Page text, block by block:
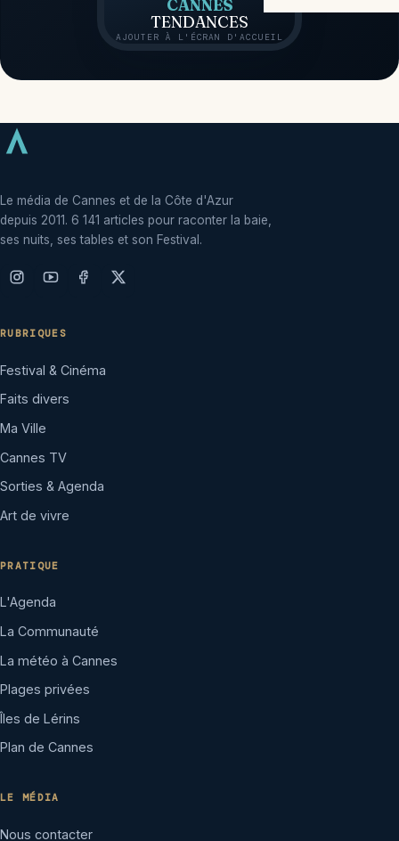
CANNES
TENDANCES
AJOUTER À L'ÉCRAN D'ACCUEIL
Le média de Cannes et de la Côte d'Azur
depuis 2011. 6 141 articles pour raconter la baie,
ses nuits, ses tables et son Festival.
RUBRIQUES
Festival & Cinéma
Faits divers
Ma Ville
Cannes TV
Sorties & Agenda
Art de vivre
PRATIQUE
L'Agenda
La Communauté
La météo à Cannes
Plages privées
Îles de Lérins
Plan de Cannes
LE MÉDIA
Nous contacter